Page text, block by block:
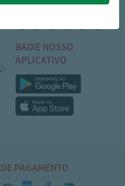
MÍDIAS SOCIAIS
BAIXE NOSSO
APLICATIVO
PAGAMENTO